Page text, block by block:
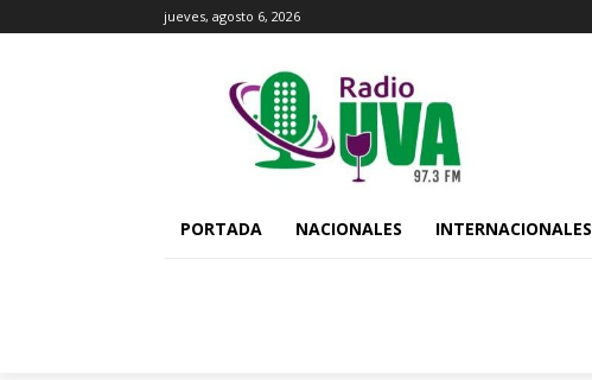
jueves, agosto 6, 2026
PORTADA NACIONALES INTERNACIONALES